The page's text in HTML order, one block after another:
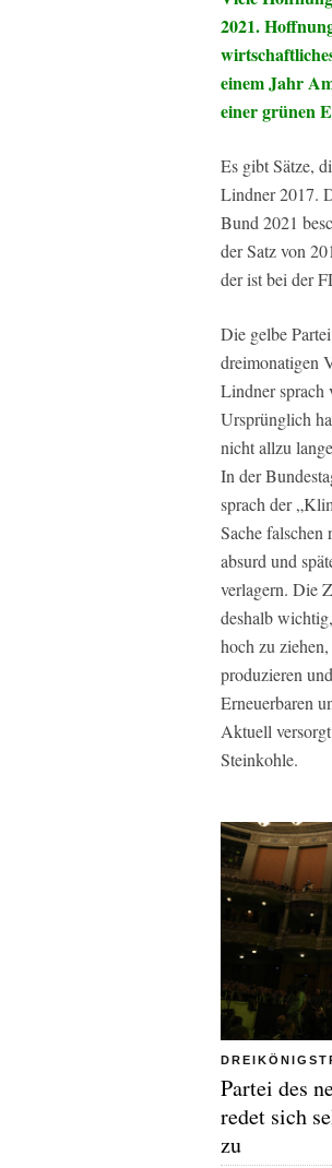
2021.
einem Jahr
einer grünen
Es gibt Sätze,
Lindner 2017.
Bund 2021
der Satz von
der ist bei der
Die gelbe
dreimonatigen
Lindner sprach
Ursprünglich
nicht allzu
In der
sprach der
Sache falschen
absurd und
verlagern. Die
deshalb
hoch zu
produzieren
Erneuerbaren
Aktuell
Steinkohle.
Partei des
redet sich
zu